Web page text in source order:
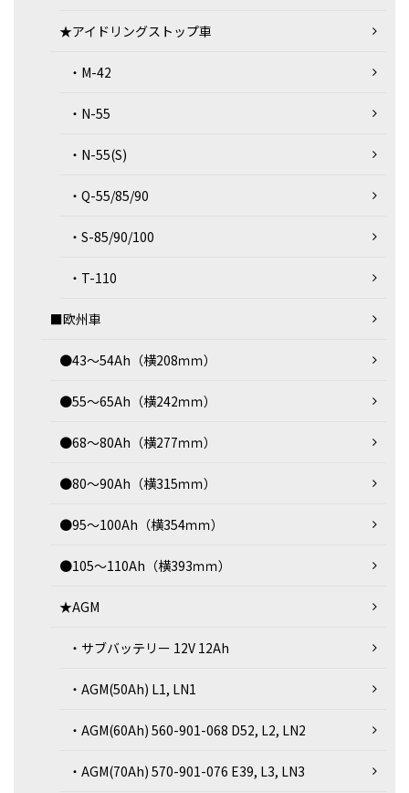
★アイドリングストップ車
・M-42
・N-55
・N-55(S)
・Q-55/85/90
・S-85/90/100
・T-110
■欧州車
●43～54Ah（横208ｍｍ）
●55～65Ah（横242ｍｍ）
●68～80Ah（横277ｍｍ）
●80～90Ah（横315ｍｍ）
●95～100Ah（横354ｍｍ）
●105～110Ah（横393ｍｍ）
★AGM
・サブバッテリー 12V 12Ah
・AGM(50Ah) L1, LN1
・AGM(60Ah) 560-901-068 D52, L2, LN2
・AGM(70Ah) 570-901-076 E39, L3, LN3